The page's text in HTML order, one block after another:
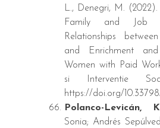
L., Denegri, M.
Family and Job
Relationships
and Enrichment
Women with Paid
si Interventie
https://doi.org/
Polanco-Levicán,
Sonia; Andrés